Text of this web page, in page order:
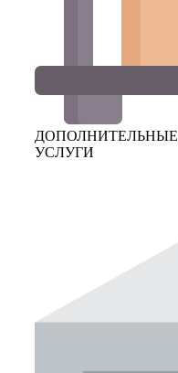
ДОПОЛНИТЕЛЬНЫЕ
УСЛУГИ